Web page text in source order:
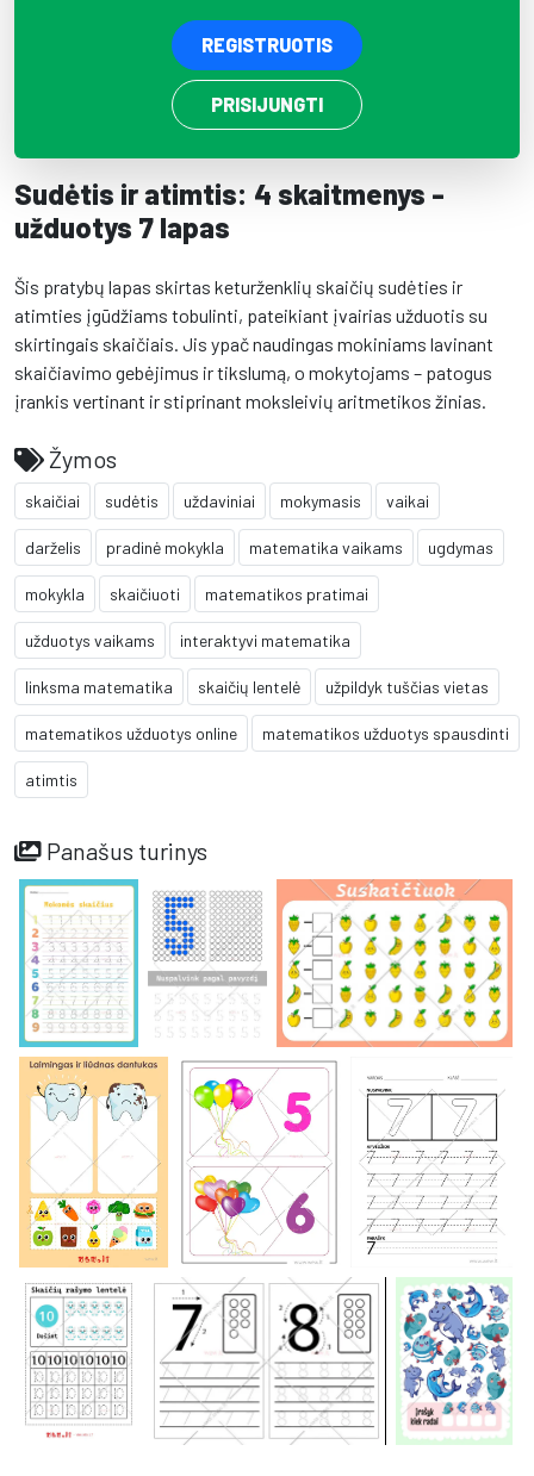
REGISTRUOTIS
PRISIJUNGTI
Sudėtis ir atimtis: 4 skaitmenys -
užduotys 7 lapas
Šis pratybų lapas skirtas keturženklių skaičių sudėties ir
atimties įgūdžiams tobulinti, pateikiant įvairias užduotis su
skirtingais skaičiais. Jis ypač naudingas mokiniams lavinant
skaičiavimo gebėjimus ir tikslumą, o mokytojams – patogus
įrankis vertinant ir stiprinant moksleivių aritmetikos žinias.
Žymos
skaičiai sudėtis uždaviniai mokymasis vaikai
darželis pradinė mokykla matematika vaikams ugdymas
mokykla skaičiuoti matematikos pratimai
užduotys vaikams interaktyvi matematika
linksma matematika skaičių lentelė užpildyk tuščias vietas
matematikos užduotys online matematikos užduotys spausdinti
atimtis
Panašus turinys